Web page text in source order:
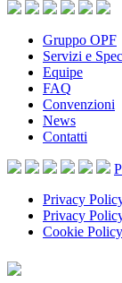
Gruppo OPF
Servizi e
Equipe
FAQ
Convenzioni
News
Contatti
Privacy
Privacy
Cookie Policy